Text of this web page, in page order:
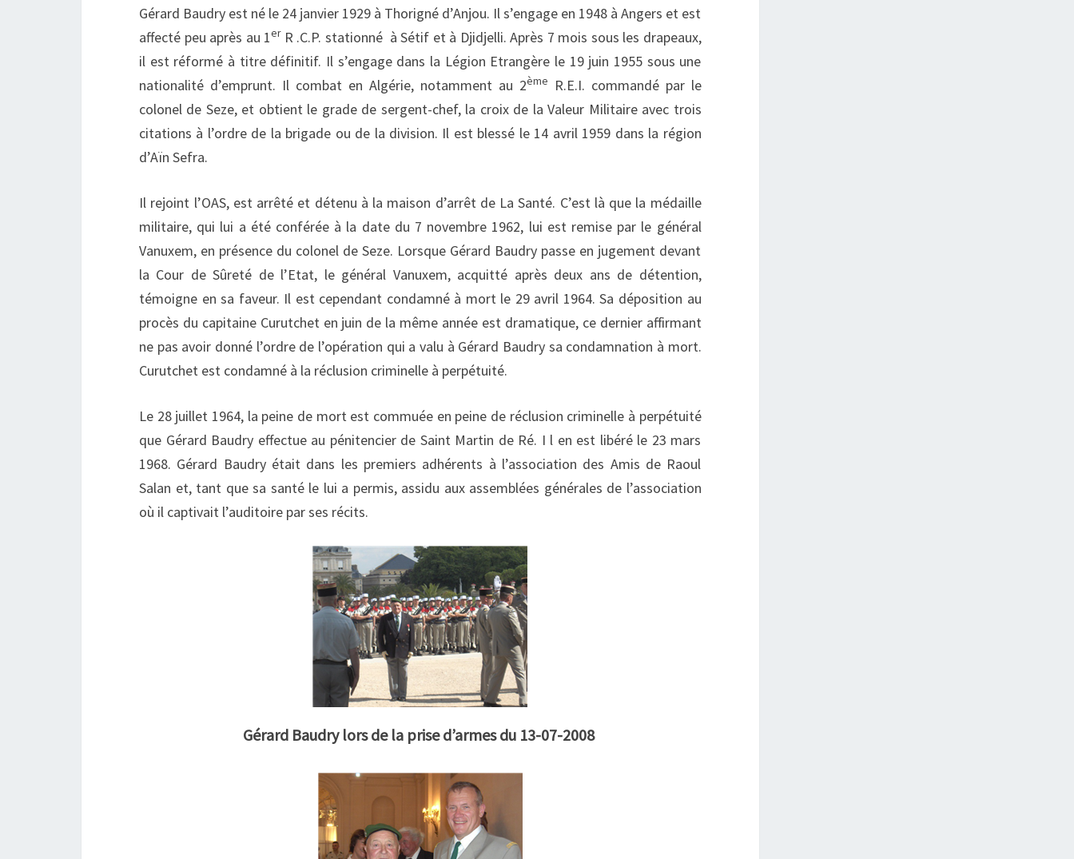
Gérard Baudry est né le 24 janvier 1929 à Thorigné d’Anjou. Il s’engage en 1948 à Angers et est
affecté peu après au 1erR .C.P. stationné à Sétif et à Djidjelli. Après 7 mois sous les drapeaux,
il est réformé à titre définitif. Il s’engage dans la Légion Etrangère le 19 juin 1955 sous une
nationalité d’emprunt. Il combat en Algérie, notamment au 2ème
R.E.I. commandé par le
colonel de Seze, et obtient le grade de sergent-chef, la croix de la Valeur Militaire avec trois
citations à l’ordre de la brigade ou de la division. Il est blessé le 14 avril 1959 dans la région
d’Aïn Sefra.
Il rejoint l’OAS, est arrêté et détenu à la maison d’arrêt de La Santé. C’est là que la médaille
militaire, qui lui a été conférée à la date du 7 novembre 1962, lui est remise par le général
Vanuxem, en présence du colonel de Seze. Lorsque Gérard Baudry passe en jugement devant
la Cour de Sûreté de l’Etat, le général Vanuxem, acquitté après deux ans de détention,
témoigne en sa faveur. Il est cependant condamné à mort le 29 avril 1964. Sa déposition au
procès du capitaine Curutchet en juin de la même année est dramatique, ce dernier affirmant
ne pas avoir donné l’ordre de l’opération qui a valu à Gérard Baudry sa condamnation à mort.
Curutchet est condamné à la réclusion criminelle à perpétuité.
Le 28 juillet 1964, la peine de mort est commuée en peine de réclusion criminelle à perpétuité
que Gérard Baudry effectue au pénitencier de Saint Martin de Ré. I l en est libéré le 23 mars
1968. Gérard Baudry était dans les premiers adhérents à l’association des Amis de Raoul
Salan et, tant que sa santé le lui a permis, assidu aux assemblées générales de l’association
où il captivait l’auditoire par ses récits.
Gérard Baudry lors de la prise d’armes du 13-07-2008